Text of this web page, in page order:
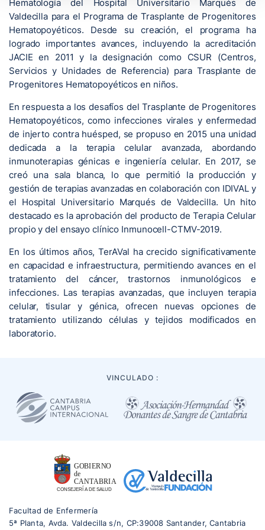
Hematología del Hospital Universitario Marqués de
Valdecilla para el Programa de Trasplante de Progenitores
Hematopoyéticos. Desde su creación, el programa ha
logrado importantes avances, incluyendo la acreditación
JACIE en 2011 y la designación como CSUR (Centros,
Servicios y Unidades de Referencia) para Trasplante de
Progenitores Hematopoyéticos en niños.
En respuesta a los desafíos del Trasplante de Progenitores
Hematopoyéticos, como infecciones virales y enfermedad
de injerto contra huésped, se propuso en 2015 una unidad
dedicada a la terapia celular avanzada, abordando
inmunoterapias génicas e ingeniería celular. En 2017, se
creó una sala blanca, lo que permitió la producción y
gestión de terapias avanzadas en colaboración con IDIVAL y
el Hospital Universitario Marqués de Valdecilla. Un hito
destacado es la aprobación del producto de Terapia Celular
propio y del ensayo clínico Inmunocell-CTMV-2019.
En los últimos años, TerAVal ha crecido significativamente
en capacidad e infraestructura, permitiendo avances en el
tratamiento del cáncer, trastornos inmunológicos e
infecciones. Las terapias avanzadas, que incluyen terapia
celular, tisular y génica, ofrecen nuevas opciones de
tratamiento utilizando células y tejidos modificados en
laboratorio.
VINCULADO :
Facultad de Enfermería
5ª Planta, Avda. Valdecilla s/n, CP:39008 Santander, Cantabria